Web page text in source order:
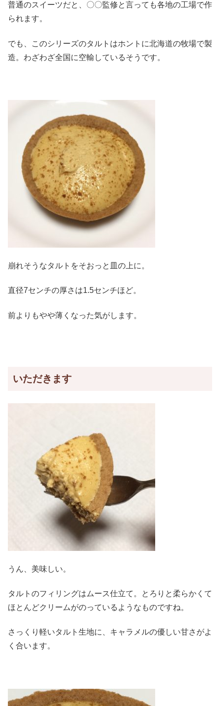
普通のスイーツだと、〇〇監修と言っても各地の工場で作
られます。
でも、このシリーズのタルトはホントに北海道の牧場で製
造。わざわざ全国に空輸しているそうです。
崩れそうなタルトをそおっと皿の上に。
直径7センチの厚さは1.5センチほど。
前よりもやや薄くなった気がします。
いただきます
うん、美味しい。
タルトのフィリングはムース仕立て。とろりと柔らかくて
ほとんどクリームがのっているようなものですね。
さっくり軽いタルト生地に、キャラメルの優しい甘さがよ
く合います。